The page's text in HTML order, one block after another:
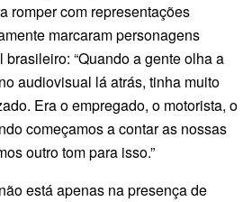
romper com representações
marcaram personagens
“Quando a gente olha a
audiovisual lá atrás, tinha muito
Era o empregado, o motorista, o
começamos a contar as nossas
outro tom para isso.”
está apenas na presença de